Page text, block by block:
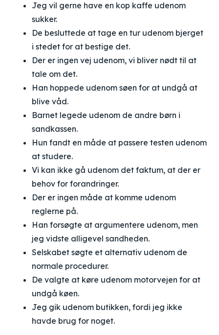
Jeg vil gerne have en kop kaffe udenom
sukker.
De besluttede at tage en tur udenom bjerget
i stedet for at bestige det.
Der er ingen vej udenom, vi bliver nødt til at
tale om det.
Han hoppede udenom søen for at undgå at
blive våd.
Barnet legede udenom de andre børn i
sandkassen.
Hun fandt en måde at passere testen udenom
at studere.
Vi kan ikke gå udenom det faktum, at der er
behov for forandringer.
Der er ingen måde at komme udenom
reglerne på.
Han forsøgte at argumentere udenom, men
jeg vidste alligevel sandheden.
Selskabet søgte et alternativ udenom de
normale procedurer.
De valgte at køre udenom motorvejen for at
undgå køen.
Jeg gik udenom butikken, fordi jeg ikke
havde brug for noget.